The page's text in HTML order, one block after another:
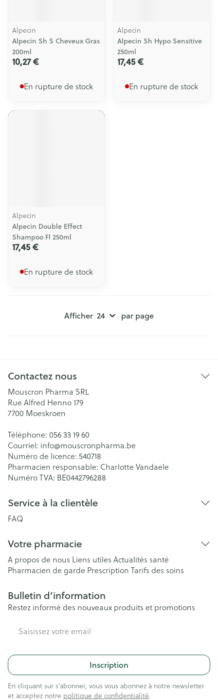
Alpecin
Alpecin Sh S Cheveux Gras
200ml
10,27 €
En rupture de stock
Alpecin
Alpecin Sh Hypo Sensitive
250ml
17,45 €
En rupture de stock
Alpecin
Alpecin Double Effect
Shampoo Fl 250ml
17,45 €
En rupture de stock
Afficher par page
Contactez nous
Mouscron Pharma SRL
Rue Alfred Henno 179
7700 Moeskroen
Téléphone: 056 33 19 60
Courriel: info@mouscronpharma.be
Numéro de licence: 540718
Pharmacien responsable: Charlotte Vandaele
Numéro TVA: BE0442796288
Service à la clientèle
FAQ
Votre pharmacie
A propos de nous Liens utiles Actualités santé
Pharmacien de garde Prescription Tarifs des soins
Bulletin d’information
Restez informé des nouveaux produits et promotions
Inscription
En cliquant sur s'abonner, vous vous abonnez à notre newsletter
et acceptez notre politique de confidentialité.